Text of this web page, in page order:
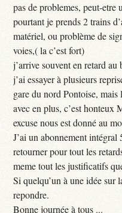
pas de problemes, peut-etre
pourtant je prends 2 trains
matériel, ou problème de
voies,( la c’est fort)
j’arrive souvent en retard
j’ai essayer à plusieurs
gare du nord Pontoise, mais
avec en plus, c’est
excuse nous est donné au
J’ai un abonnement intégral
retourner pour tout les
meme tout les justificatifs
Si quelqu’un à une idée sur
repondre.
Bonne journée à tous ...